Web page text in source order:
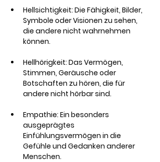
Hellsichtigkeit: Die Fähigkeit, Bilder,
Symbole oder Visionen zu sehen,
die andere nicht wahrnehmen
können.
Hellhörigkeit: Das Vermögen,
Stimmen, Geräusche oder
Botschaften zu hören, die für
andere nicht hörbar sind.
Empathie: Ein besonders
ausgeprägtes
Einfühlungsvermögen in die
Gefühle und Gedanken anderer
Menschen.